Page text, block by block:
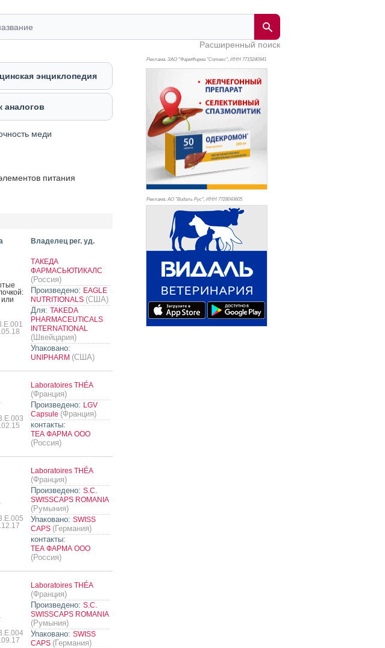
Расширенный поиск
энциклопедия
аналогов
меди
питания
Владелец рег. уд.
ТАКЕДА
ФАРМАСЬЮТИКАЛС
(Россия)
Произведено: EAGLE
NUTRITIONALS (США)
Для: TAKEDA
PHARMACEUTICALS
INTERNATIONAL
(Швейцария)
Упаковано:
UNIPHARM (США)
Laboratoires THÉA
(Франция)
Произведено: LGV
Capsule (Франция)
контакты:
ТЕА ФАРМА ООО
(Россия)
Laboratoires THÉA
(Франция)
Произведено: S.C.
SWISSCAPS ROMANIA
(Румыния)
Упаковано: SWISS
CAPS (Германия)
контакты:
ТЕА ФАРМА ООО
(Россия)
Laboratoires THÉA
(Франция)
Произведено: S.C.
SWISSCAPS ROMANIA
(Румыния)
Упаковано: SWISS
CAPS (Германия)
Реклама. ЗАО "ФармФирма "Сотекс", ИНН 7715240941
Реклама. АО "Видаль Рус", ИНН 7728043605